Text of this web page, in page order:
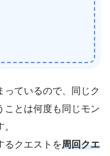
っているので、同じク
ことは何度も同じモン
るクエストを周回クエ